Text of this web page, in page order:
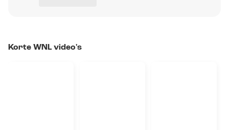
Korte WNL video's